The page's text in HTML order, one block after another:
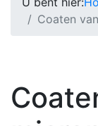
Coaten